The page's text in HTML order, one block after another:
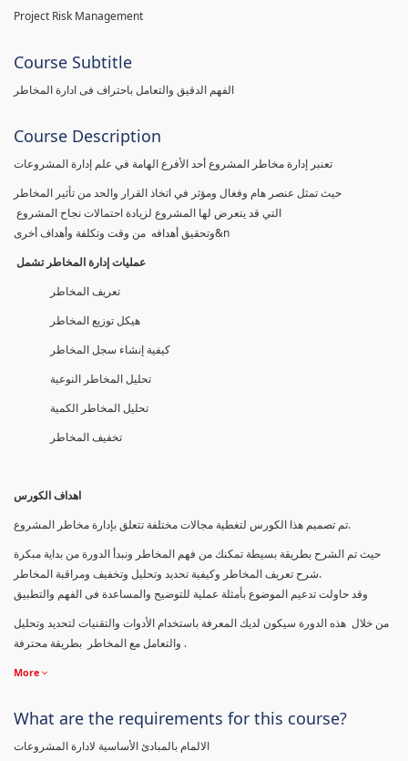
Project Risk Management
Course Subtitle
الفهم الدقيق والتعامل باحتراف فى ادارة المخاطر
Course Description
حيث تمثل عنصر هام وفغال ومؤثر في اتخاذ القرار والحد من تأثير المخاطر
وتحقيق أهدافه من وقت وتكلفة وأهداف أخرى&n
عمليات إدارة المخاطر تشمل
تعريف المخاطر
هيكل توزيع المخاطر
كيفية إنشاء سجل المخاطر
تحليل المخاطر النوعية
تحليل المخاطر الكمية
تخفيف المخاطر
اهداف الكورس
تم تصمیم ھذا الكورس لتغطیة مجالات مختلفة تتعلق بإدارة مخاطر المشروع.
حيث تم الشرح بطريقة بسيطة تمكنك من فهم المخاطر ونبدأ الدورة من بداية مبكرة
شرح تعريف المخاطر وكيفية تحديد وتحليل وتخفيف ومراقبة المخاطر.
وقد حاولت تدعيم الموضوع بأمثلة عملية للتوضيح والمساعدة فى الفهم والتطبيق
من خلال هذه الدورة سيكون لديك المعرفة باستخدام الأدوات والتقنيات لتحديد وتحليل
والتعامل مع المخاطر بطريقة محترفة .
More
What are the requirements for this course?
الالمام بالمبادئ الأساسية لادارة المشروعات